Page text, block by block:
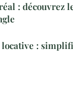
: découvrez
: